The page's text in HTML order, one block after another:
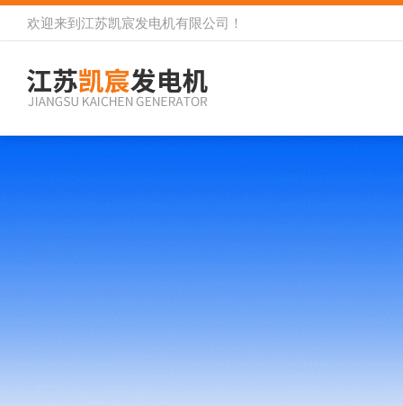
欢迎来到 江苏凯宸发电机有限公司 ！